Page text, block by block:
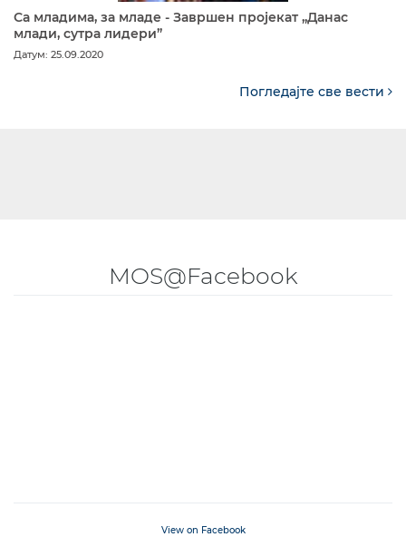
Са младима, за младе - Завршен пројекат „Данас
млади, сутра лидери”
Датум: 25.09.2020
Погледајте све вести
MOS@Facebook
View on Facebook